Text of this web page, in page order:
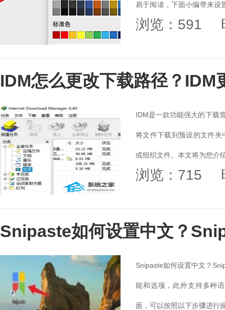
易于阅读，下面小编带来设
为白色，从而提升文...
浏览：591
IDM怎么更改下载路径？IDM
IDM是一款功能强大的下载
将文件下载到预设的文件
或组织文件。本文将为您介
浏览：715
Snipaste如何设置中文？
Snipaste如何设置中文？
能和选项，此外支持多种
面，可以按照以下步骤进行